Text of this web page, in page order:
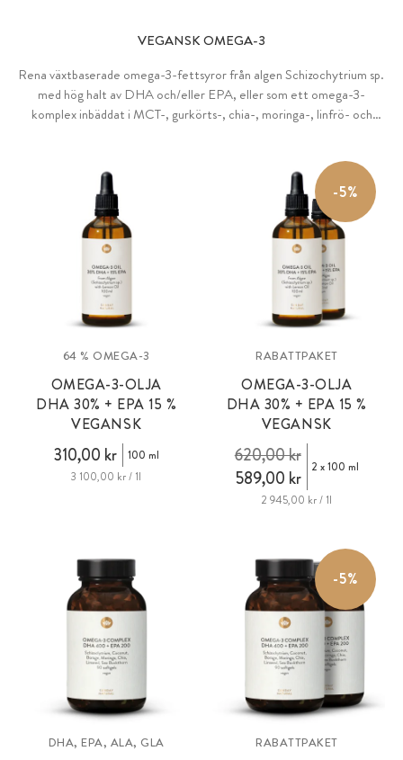
VEGANSK OMEGA-3
Rena växtbaserade omega-3-fettsyror från algen Schizochytrium sp.
med hög halt av DHA och/eller EPA, eller som ett omega-3-
komplex inbäddat i MCT-, gurkörts-, chia-, moringa-, linfrö- och
jungfruolivolja med hög polyfenolhalt på 7 %, alkolja med 40 %
64 % OMEGA-3
OMEGA-3-OLJA
DHA 30% + EPA 15 %
VEGANSK
310,00 kr
100 ml
3 100,00 kr / 1l
-5%
RABATTPAKET
OMEGA-3-OLJA
DHA 30% + EPA 15 %
VEGANSK
589,00 kr
620,00 kr 2 x 100 ml
2 945,00 kr / 1l
DHA, EPA, ALA, GLA
-5%
RABATTPAKET